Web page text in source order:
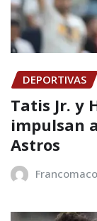
DEPORTIVAS
Tatis Jr. y
impulsan
Astros